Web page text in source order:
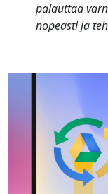
palauttaa
nopeasti ja